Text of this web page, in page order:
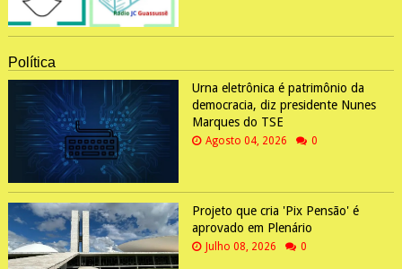
Política
Urna eletrônica é patrimônio da
democracia, diz presidente Nunes
Marques do TSE
Agosto 04, 2026 0
Projeto que cria 'Pix Pensão' é
aprovado em Plenário
Julho 08, 2026 0